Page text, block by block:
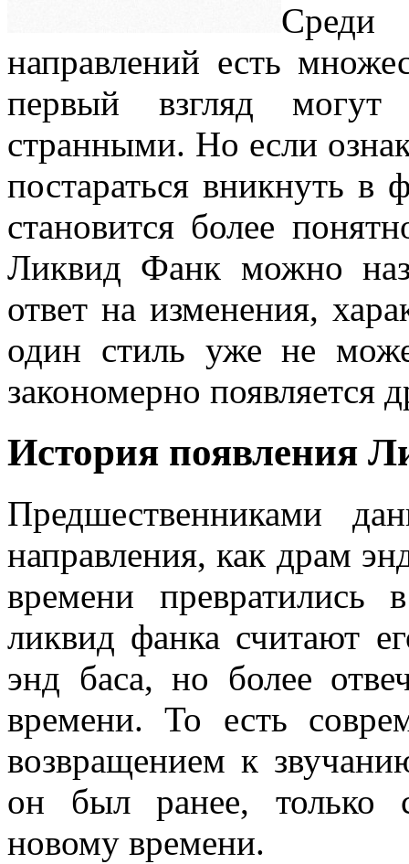
направлений есть
первый взгляд могут
странными. Но если
постараться вникнуть в
становится более
Ликвид Фанк можно
ответ на изменения,
один стиль уже не
закономерно появляется
История появления
Предшественниками
направления, как драм
времени превратились
ликвид фанка считают
энд баса, но более
времени. То есть
возвращением к
он был ранее, только
новому времени.